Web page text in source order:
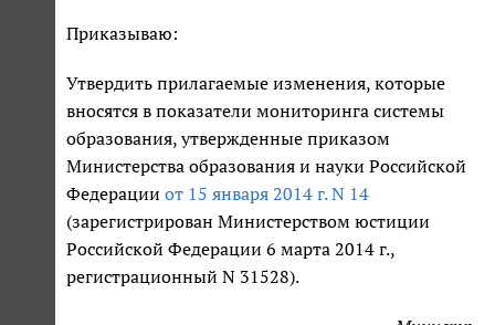
Приказываю:
Утвердить прилагаемые изменения, которые
вносятся в показатели мониторинга системы
образования, утвержденные приказом
Министерства образования и науки Российской
Федерации от 15 января 2014 г. N 14
(зарегистрирован Министерством юстиции
Российской Федерации 6 марта 2014 г.,
регистрационный N 31528).